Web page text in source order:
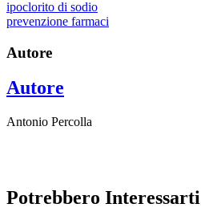
ipoclorito di sodio
prevenzione farmaci
Autore
Autore
Antonio Percolla
Potrebbero Interessarti